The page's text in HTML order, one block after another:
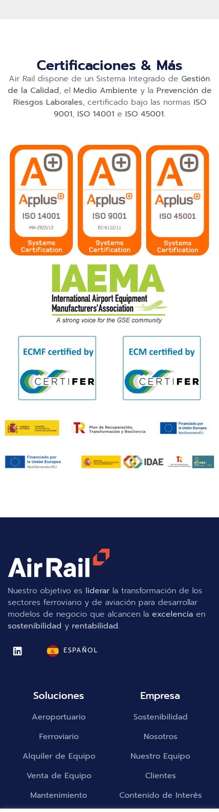
Certificaciones & Más
Air Rail dispone de un Sistema Integrado de Gestión
de la Calidad, el Medio Ambiente y la Prevención de
Riesgos Laborales, certificado bajo las normas ISO
9001, ISO 14001 e ISO 45001.
Nuestro objetivo es liderar la transformación de los
sectores ferroviario y de aviación para desarrollar
modelos de negocio que alcancen la excelencia en
sostenibilidad y rentabilidad.
ESPAÑOL
Soluciones
Aeroportuario
Ferroviario
Alquiler de Equipo
Venta de Equipo
Mantenimiento
Empresa
Sostenibilidad
Nosotros
Nuestro Equipo
Clientes
Contenido de Interés